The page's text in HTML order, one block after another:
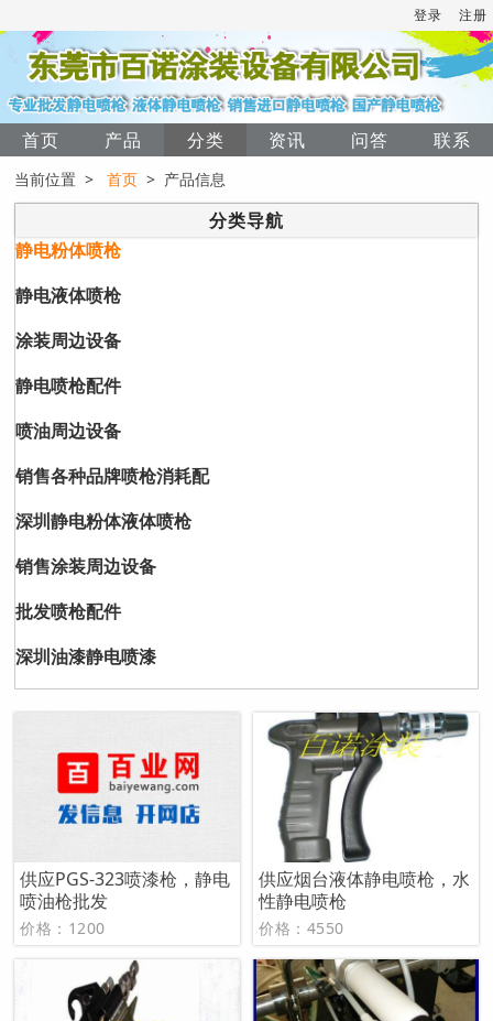
登录 注册
首页 产品 分类 资讯 问答 联系
当前位置 >首页 > 产品信息
分类导航
静电粉体喷枪
静电液体喷枪
涂装周边设备
静电喷枪配件
喷油周边设备
销售各种品牌喷枪消耗配
深圳静电粉体液体喷枪
销售涂装周边设备
批发喷枪配件
深圳油漆静电喷漆
供应PGS-323喷漆枪，静电
喷油枪批发
价格：1200
供应烟台液体静电喷枪，水
性静电喷枪
价格：4550